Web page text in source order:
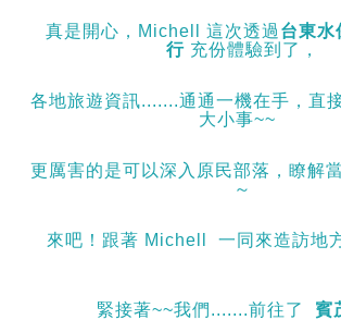
真是開心，Michell 這次透過 台東水
行 充份體驗到了，
各地旅遊資訊.......通通一機在手，直
大小事~~
更厲害的是可以深入原民部落，瞭解
～
來吧！跟著 Michell 一同來造訪地
緊接著~~我們.......前往了 賓